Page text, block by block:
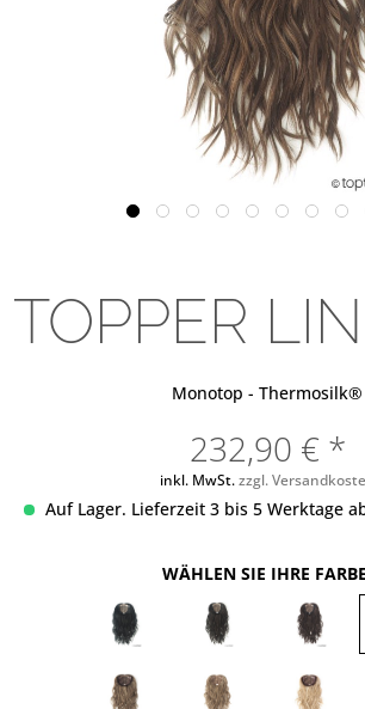
TOPPER
Monotop - Thermosilk®
232,90 € *
inkl. MwSt.zzgl.
Auf Lager. Lieferzeit 3 bis 5 Werktage
WÄHLEN SIE IHRE